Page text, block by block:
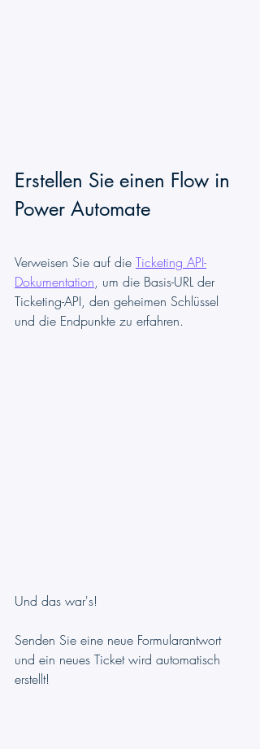
Erstellen Sie einen Flow in
Power Automate
Verweisen Sie auf die Ticketing API-
Dokumentation, um die Basis-URL der
Ticketing-API, den geheimen Schlüssel
und die Endpunkte zu erfahren.
Und das war's!
Senden Sie eine neue Formularantwort
und ein neues Ticket wird automatisch
erstellt!